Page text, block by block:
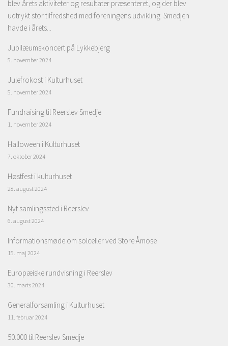
blev årets aktiviteter og resultater præsenteret, og der blev
udtrykt stor tilfredshed med foreningens udvikling. Smedjen
havde i årets...
Jubilæumskoncert på Lykkebjerg
5. november 2024
Julefrokost i Kulturhuset
5. november 2024
Fundraising til Reerslev Smedje
1. november 2024
Halloween i Kulturhuset
7. oktober 2024
Høstfest i kulturhuset
28. august 2024
Nyt samlingssted i Reerslev
6. august 2024
Informationsmøde om solceller ved Store Åmose
15. maj 2024
Europæiske rundvisning i Reerslev
30. marts 2024
Generalforsamling i Kulturhuset
11. februar 2024
50.000 til Reerslev Smedje